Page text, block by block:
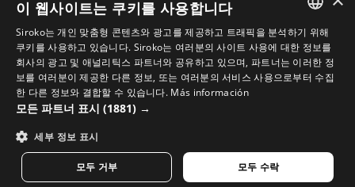
법적 고지 쿠키 이용 약관 이미지 내 AI
© 2026 Siroko
SPANISH
ENGLISH
GREEK
GERMAN
이 웹사이트는 쿠키를 사용합니다
Siroko는 개인 맞춤형 콘텐츠와 광고를 제공하고 트래픽을 분석하기 위해
쿠키를 사용하고 있습니다. Siroko는 여러분의 사이트 사용에 대한 정보를
회사의 광고 및 애널리틱스 파트너와 공유하고 있으며, 파트너는 이러한 정
보를 여러분이 제공한 다른 정보, 또는 여러분의 서비스 사용으로부터 수집
한 다른 정보와 결합할 수 있습니다. Más información
모든 파트너 표시 (1881) →
세부 정보 표시
모두 수락
모두 거부